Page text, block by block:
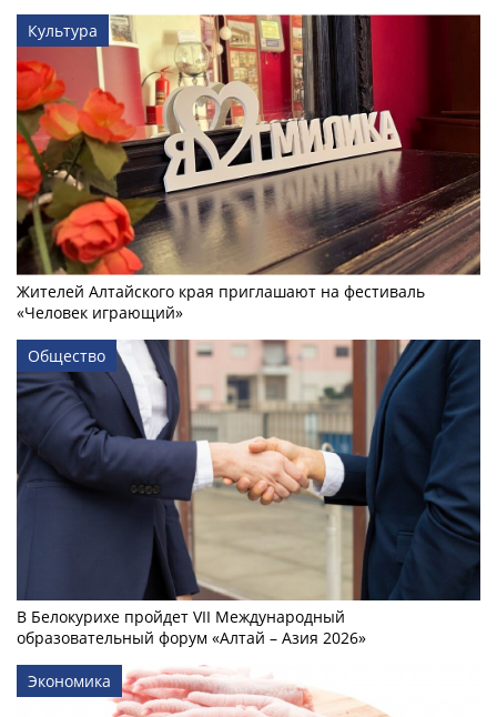
Культура
Жителей Алтайского края приглашают на фестиваль
«Человек играющий»
Общество
В Белокурихе пройдет VII Международный
образовательный форум «Алтай – Азия 2026»
Экономика